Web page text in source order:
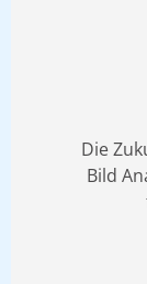
Die
Bild